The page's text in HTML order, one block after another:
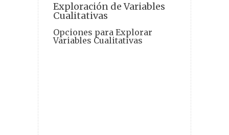
Exploración de Variables
Cualitativas
Opciones para Explorar
Variables Cualitativas